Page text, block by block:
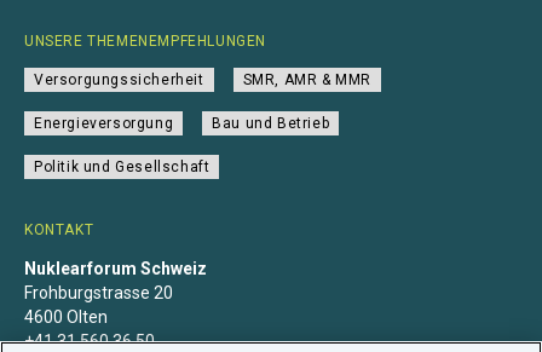
KONTAKT
Nuklearforum Schweiz
Frohburgstrasse 20
4600 Olten
+41 31 560 36 50
UNSERE THEMENEMPFEHLUNGEN
Versorgungssicherheit SMR, AMR & MMR
Energieversorgung Bau und Betrieb
Politik und Gesellschaft